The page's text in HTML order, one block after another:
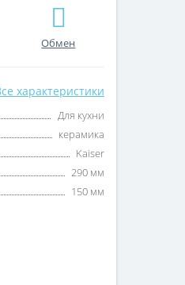
Обмен
характеристики
Для кухни
керамика
Kaiser
290 мм
150 мм